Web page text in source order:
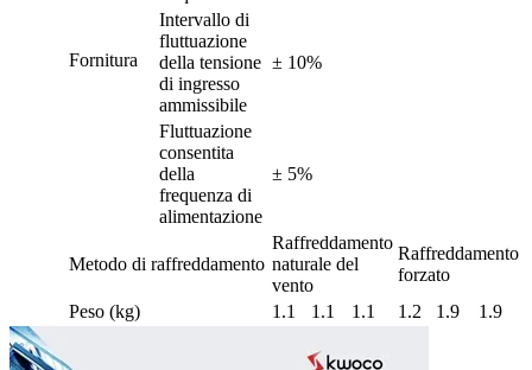
Fornitura
Intervallo di
fluttuazione
della tensione
di ingresso
ammissibile
± 10%
Fluttuazione
consentita
della
frequenza di
alimentazione
± 5%
Metodo di raffreddamento
Raffreddamento
naturale del
vento
Raffreddamento
forzato
Peso (kg)
1.1 1.1 1.1 1.2 1.9 1.9